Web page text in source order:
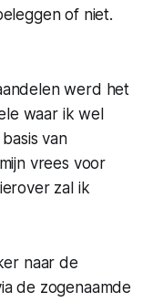
of niet.
werd het
waar ik wel
van
vrees voor
zal ik
naar de
de zogenaamde